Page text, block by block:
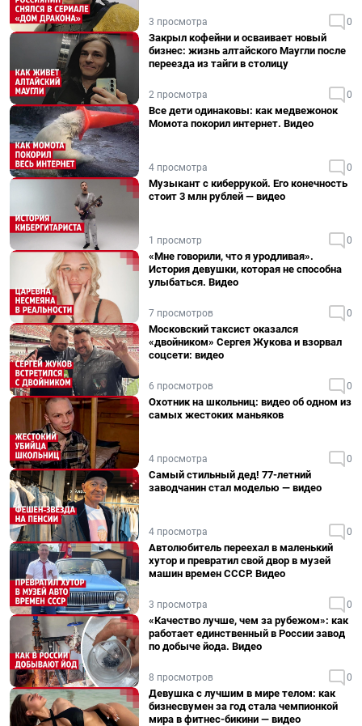
3 просмотра 0
Закрыл кофейни и осваивает новый
бизнес: жизнь алтайского Маугли после
переезда из тайги в столицу
2 просмотра 0
Все дети одинаковы: как медвежонок
Момота покорил интернет. Видео
4 просмотра 0
Музыкант с киберрукой. Его конечность
стоит 3 млн рублей — видео
1 просмотр 0
«Мне говорили, что я уродливая».
История девушки, которая не способна
улыбаться. Видео
7 просмотров 0
Московский таксист оказался
«двойником» Сергея Жукова и взорвал
соцсети: видео
6 просмотров 0
Охотник на школьниц: видео об одном из
самых жестоких маньяков
4 просмотра 0
Самый стильный дед! 77-летний
заводчанин стал моделью — видео
4 просмотра 0
Автолюбитель переехал в маленький
хутор и превратил свой двор в музей
машин времен СССР. Видео
3 просмотра 0
«Качество лучше, чем за рубежом»: как
работает единственный в России завод
по добыче йода. Видео
8 просмотров 0
Девушка с лучшим в мире телом: как
бизнесвумен за год стала чемпионкой
мира в фитнес-бикини — видео